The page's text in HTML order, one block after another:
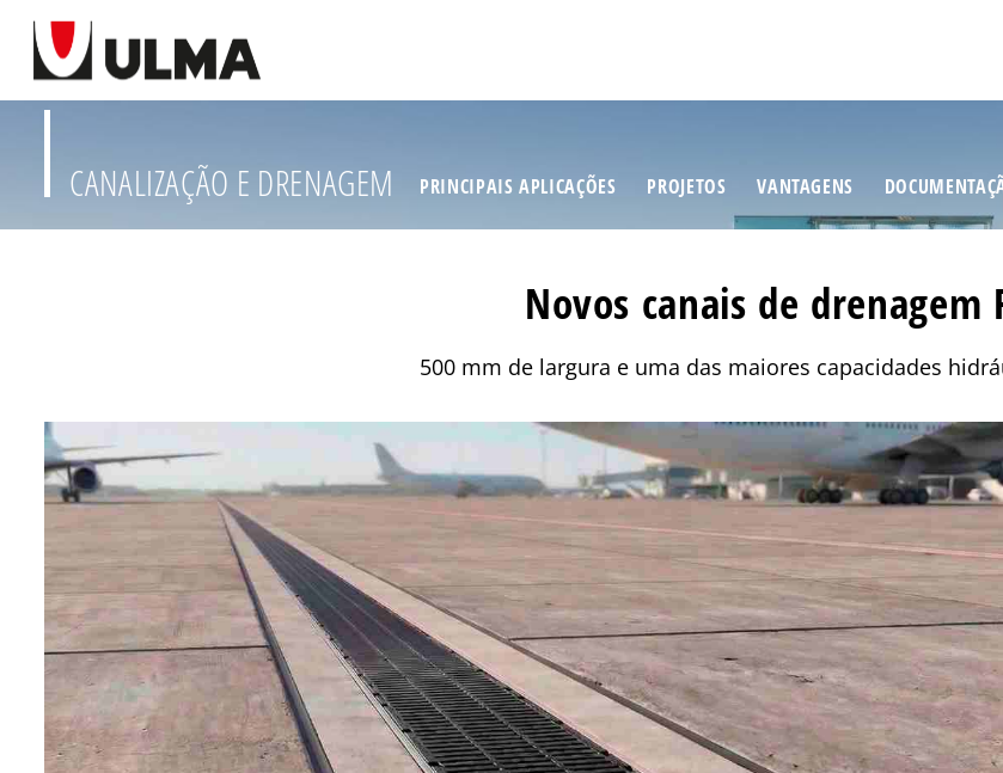
CANALIZAÇÃO E DRENAGEM PRINCIPAIS APLICAÇÕES PROJETOS VANTAGENS
Novos canais de drenagem
500 mm de largura e uma das maiores capacidades